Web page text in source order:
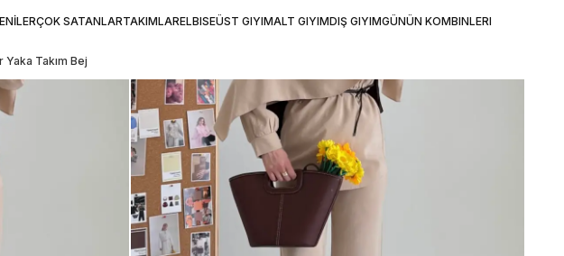
ÇOK SATANLARTAKIMLARELBISEÜST GIYIMALT GIYIMDIŞ GIYIMGÜNÜN KOMBINLERI
Yaka Takım Bej